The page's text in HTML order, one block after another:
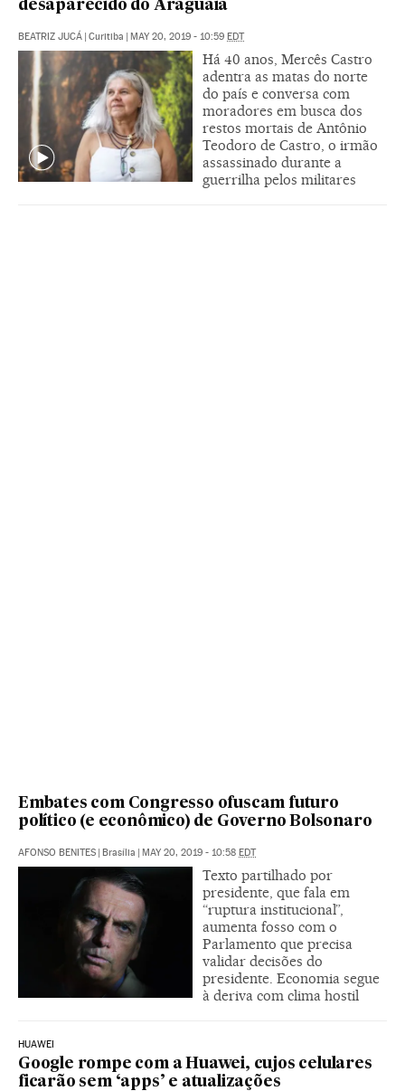
desaparecido do Araguaia
BEATRIZ JUCÁ | Curitiba | MAY 20, 2019 - 10:59 EDT
Há 40 anos, Mercês Castro
adentra as matas do norte
do país e conversa com
moradores em busca dos
restos mortais de Antônio
Teodoro de Castro, o irmão
assassinado durante a
guerrilha pelos militares
Embates com Congresso ofuscam futuro
político (e econômico) de Governo Bolsonaro
AFONSO BENITES | Brasília | MAY 20, 2019 - 10:58 EDT
Texto partilhado por
presidente, que fala em
“ruptura institucional”,
aumenta fosso com o
Parlamento que precisa
validar decisões do
presidente. Economia segue
à deriva com clima hostil
HUAWEI
Google rompe com a Huawei, cujos celulares
ficarão sem ‘apps’ e atualizações